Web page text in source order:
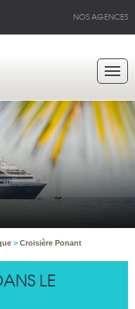
NOS AGENCES
> Croisière Ponant
LE